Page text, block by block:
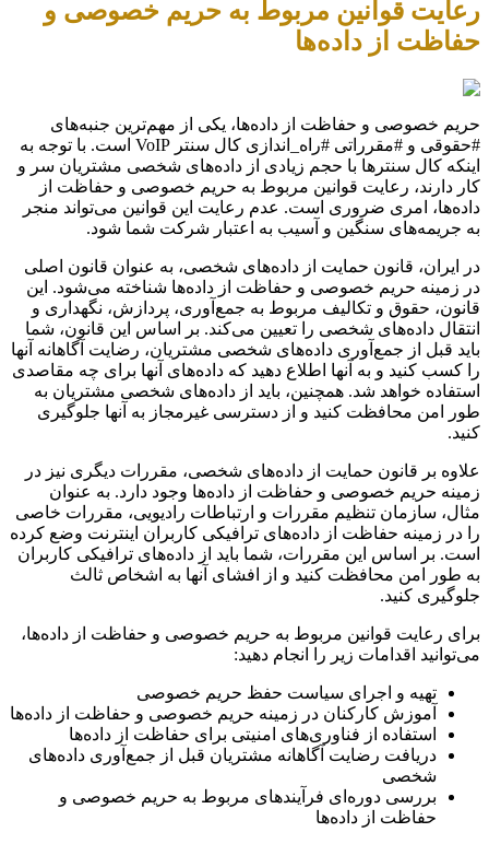
رعایت قوانین مربوط به حریم خصوصی و
حفاظت از داده‌ها
حریم خصوصی و حفاظت از داده‌ها، یکی از مهم‌ترین جنبه‌های
#حقوقی و #مقرراتی #راه_اندازی کال سنتر VoIP است. با توجه به
اینکه کال سنترها با حجم زیادی از داده‌های شخصی مشتریان سر و
کار دارند، رعایت قوانین مربوط به حریم خصوصی و حفاظت از
داده‌ها، امری ضروری است. عدم رعایت این قوانین می‌تواند منجر
به جریمه‌های سنگین و آسیب به اعتبار شرکت شما شود.
در ایران، قانون حمایت از داده‌های شخصی، به عنوان قانون اصلی
در زمینه حریم خصوصی و حفاظت از داده‌ها شناخته می‌شود. این
قانون، حقوق و تکالیف مربوط به جمع‌آوری، پردازش، نگهداری و
انتقال داده‌های شخصی را تعیین می‌کند. بر اساس این قانون، شما
باید قبل از جمع‌آوری داده‌های شخصی مشتریان، رضایت آگاهانه آنها
را کسب کنید و به آنها اطلاع دهید که داده‌های آنها برای چه مقاصدی
استفاده خواهد شد. همچنین، باید از داده‌های شخصی مشتریان به
طور امن محافظت کنید و از دسترسی غیرمجاز به آنها جلوگیری
کنید.
علاوه بر قانون حمایت از داده‌های شخصی، مقررات دیگری نیز در
زمینه حریم خصوصی و حفاظت از داده‌ها وجود دارد. به عنوان
مثال، سازمان تنظیم مقررات و ارتباطات رادیویی، مقررات خاصی
را در زمینه حفاظت از داده‌های ترافیکی کاربران اینترنت وضع کرده
است. بر اساس این مقررات، شما باید از داده‌های ترافیکی کاربران
به طور امن محافظت کنید و از افشای آنها به اشخاص ثالث
جلوگیری کنید.
برای رعایت قوانین مربوط به حریم خصوصی و حفاظت از داده‌ها،
می‌توانید اقدامات زیر را انجام دهید:
تهیه و اجرای سیاست حفظ حریم خصوصی
آموزش کارکنان در زمینه حریم خصوصی و حفاظت از داده‌ها
استفاده از فناوری‌های امنیتی برای حفاظت از داده‌ها
دریافت رضایت آگاهانه مشتریان قبل از جمع‌آوری داده‌های
شخصی
بررسی دوره‌ای فرآیندهای مربوط به حریم خصوصی و
حفاظت از داده‌ها